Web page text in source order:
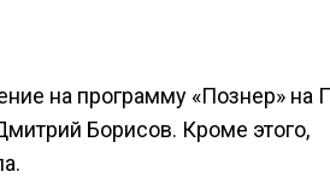
на программу «Познер» на
Борисов. Кроме этого,